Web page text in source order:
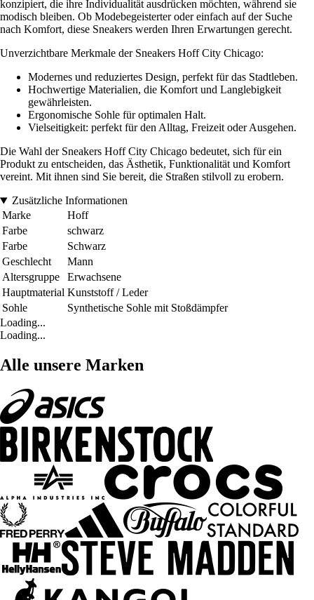
konzipiert, die ihre Individualität ausdrücken möchten, während sie
modisch bleiben. Ob Modebegeisterter oder einfach auf der Suche
nach Komfort, diese Sneakers werden Ihren Erwartungen gerecht.
Unverzichtbare Merkmale der Sneakers Hoff City Chicago:
Modernes und reduziertes Design, perfekt für das Stadtleben.
Hochwertige Materialien, die Komfort und Langlebigkeit
gewährleisten.
Ergonomische Sohle für optimalen Halt.
Vielseitigkeit: perfekt für den Alltag, Freizeit oder Ausgehen.
Die Wahl der Sneakers Hoff City Chicago bedeutet, sich für ein
Produkt zu entscheiden, das Ästhetik, Funktionalität und Komfort
vereint. Mit ihnen sind Sie bereit, die Straßen stilvoll zu erobern.
Zusätzliche Informationen
Marke
Hoff
Farbe
schwarz
Farbe
Schwarz
Geschlecht
Mann
Altersgruppe
Erwachsene
Hauptmaterial Kunststoff / Leder
Sohle
Synthetische Sohle mit Stoßdämpfer
Loading...
Loading...
Alle unsere Marken